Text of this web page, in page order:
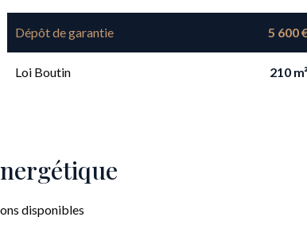
Dépôt de garantie 5 600
Loi Boutin 210 m²
disponibles